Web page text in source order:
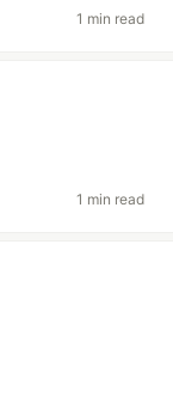
1 min read
1 min read